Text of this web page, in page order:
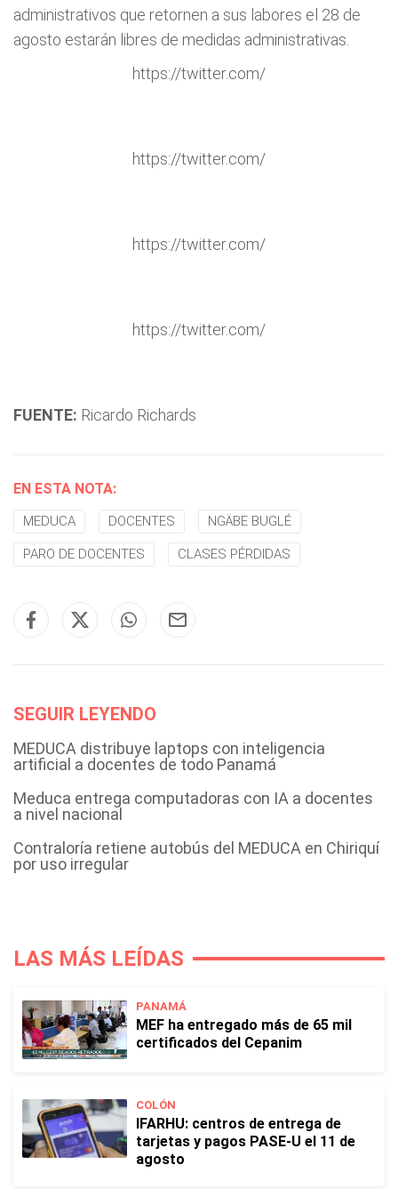
administrativos que retornen a sus labores el 28 de
agosto estarán libres de medidas administrativas.
https://twitter.com/
https://twitter.com/
https://twitter.com/
https://twitter.com/
FUENTE: Ricardo Richards
EN ESTA NOTA:
MEDUCA DOCENTES NGÄBE BUGLÉ
PARO DE DOCENTES CLASES PÉRDIDAS
SEGUIR LEYENDO
MEDUCA distribuye laptops con inteligencia
artificial a docentes de todo Panamá
Meduca entrega computadoras con IA a docentes
a nivel nacional
Contraloría retiene autobús del MEDUCA en Chiriquí
por uso irregular
LAS MÁS LEÍDAS
PANAMÁ
MEF ha entregado más de 65 mil
certificados del Cepanim
COLÓN
IFARHU: centros de entrega de
tarjetas y pagos PASE-U el 11 de
agosto